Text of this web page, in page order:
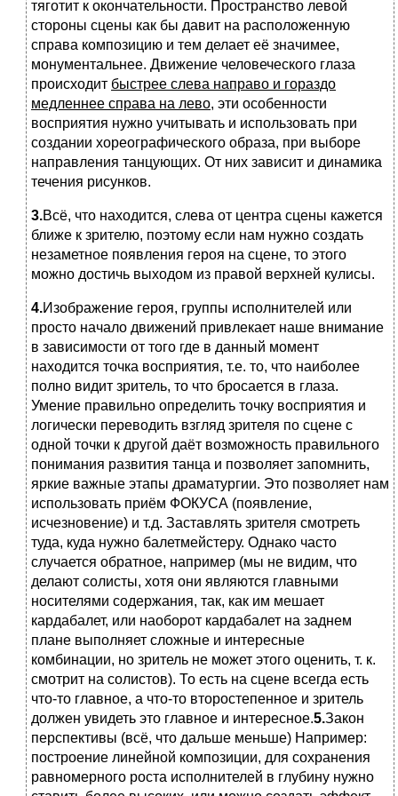
тяготит к окончательности. Пространство левой
стороны сцены как бы давит на расположенную
справа композицию и тем делает её значимее,
монументальнее. Движение человеческого глаза
происходит быстрее слева направо и гораздо
медленнее справа на лево, эти особенности
восприятия нужно учитывать и использовать при
создании хореографического образа, при выборе
направления танцующих. От них зависит и динамика
течения рисунков.
3.Всё, что находится, слева от центра сцены кажется
ближе к зрителю, поэтому если нам нужно создать
незаметное появления героя на сцене, то этого
можно достичь выходом из правой верхней кулисы.
4.Изображение героя, группы исполнителей или
просто начало движений привлекает наше внимание
в зависимости от того где в данный момент
находится точка восприятия, т.е. то, что наиболее
полно видит зритель, то что бросается в глаза.
Умение правильно определить точку восприятия и
логически переводить взгляд зрителя по сцене с
одной точки к другой даёт возможность правильного
понимания развития танца и позволяет запомнить,
яркие важные этапы драматургии. Это позволяет нам
использовать приём ФОКУСА (появление,
исчезновение) и т.д. Заставлять зрителя смотреть
туда, куда нужно балетмейстеру. Однако часто
случается обратное, например (мы не видим, что
делают солисты, хотя они являются главными
носителями содержания, так, как им мешает
кардабалет, или наоборот кардабалет на заднем
плане выполняет сложные и интересные
комбинации, но зритель не может этого оценить, т. к.
смотрит на солистов). То есть на сцене всегда есть
что-то главное, а что-то второстепенное и зритель
должен увидеть это главное и интересное.5.Закон
перспективы (всё, что дальше меньше) Например:
построение линейной композиции, для сохранения
равномерного роста исполнителей в глубину нужно